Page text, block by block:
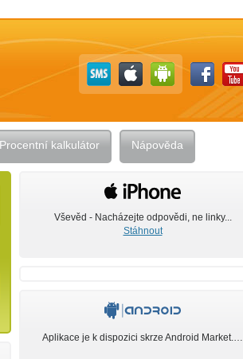
Procentní kalkulátor Nápověda
Vševěd - Nacházejte odpovědi, ne linky...
Stáhnout
Aplikace je k dispozici skrze Android Market.…